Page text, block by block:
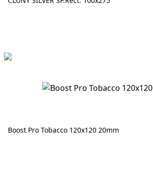
Boost Pro Tobacco 120x120 20mm